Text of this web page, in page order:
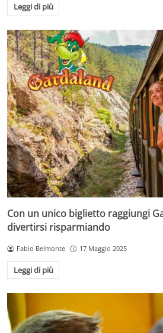
Leggi di più
Con un unico biglietto raggiungi
divertirsi risparmiando
Fabio Belmonte 17 Maggio 2025
Leggi di più